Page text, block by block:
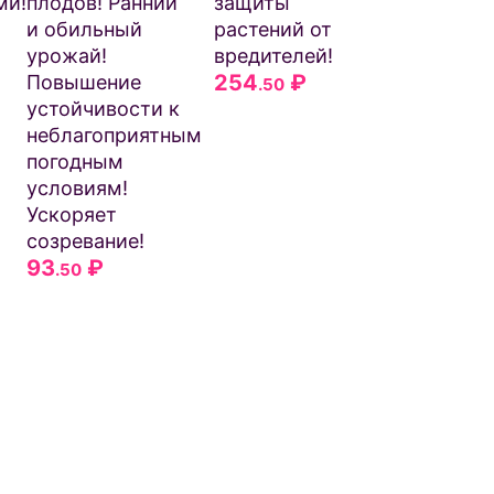
и обильный
урожай!
Повышение
устойчивости к
неблагоприятным
погодным
условиям!
Ускоряет
созревание!
93.50₽
растений от
вредителей!
254.50₽